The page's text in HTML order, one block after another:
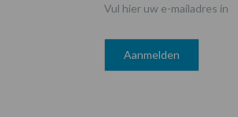
Vul hier uw e-mailadres in